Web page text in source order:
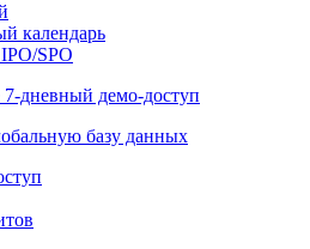
календарь
SPO
7-дневный демо-доступ
базу данных